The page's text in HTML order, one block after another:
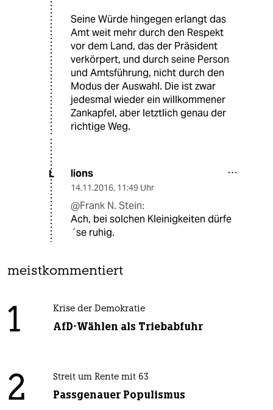
Seine Würde hingegen erlangt das
Amt weit mehr durch den Respekt
vor dem Land, das der Präsident
verkörpert, und durch seine Person
und Amtsführung, nicht durch den
Modus der Auswahl. Die ist zwar
jedesmal wieder ein willkommener
Zankapfel, aber letztlich genau der
richtige Weg.
L lions
14.11.2016, 11:49 Uhr
@Frank N. Stein:
Ach, bei solchen Kleinigkeiten dürfe
´se ruhig.
meistkommentiert
1 Krise der Demokratie
AfD-Wählen als Triebabfuhr
2 Streit um Rente mit 63
Passgenauer Populismus